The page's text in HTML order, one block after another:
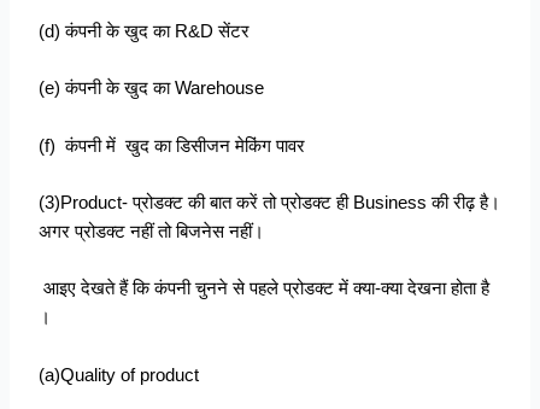
(d) कंपनी के खुद का R&D सेंटर
(e) कंपनी के खुद का Warehouse
(f) कंपनी में खुद का डिसीजन मेकिंग पावर
(3)Product- प्रोडक्ट की बात करें तो प्रोडक्ट ही Business की रीढ़ है।
अगर प्रोडक्ट नहीं तो बिजनेस नहीं।
आइए देखते हैं कि कंपनी चुनने से पहले प्रोडक्ट में क्या-क्या देखना होता है
।
(a)Quality of product